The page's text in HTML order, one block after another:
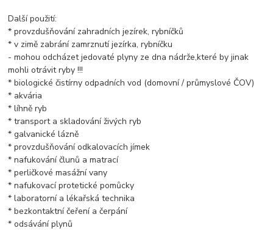
Další použití:
* provzdušňování zahradních jezírek, rybníčků
* v zimě zabrání zamrznutí jezírka, rybníčku
- mohou odcházet jedovaté plyny ze dna nádrže,které by jinak
mohli otrávit ryby !!!
* biologické čistírny odpadních vod (domovní / průmyslové ČOV)
* akvária
* líhně ryb
* transport a skladování živých ryb
* galvanické lázně
* provzdušňování odkalovacích jímek
* nafukování člunů a matrací
* perličkové masážní vany
* nafukovací protetické pomůcky
* laboratorní a lékařská technika
* bezkontaktní čeření a čerpání
* odsávání plynů